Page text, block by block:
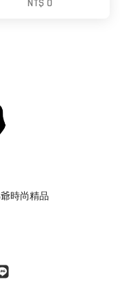
NT$ 0
時尚精品